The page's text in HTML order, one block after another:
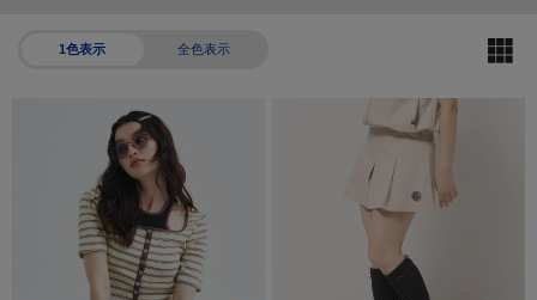
1色表示 全色表示